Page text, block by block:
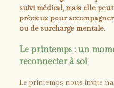
suivi médical, mais elle
précieux pour
ou de surcharge mentale.
Le printemps : un
reconnecter à soi
Le printemps nous invite